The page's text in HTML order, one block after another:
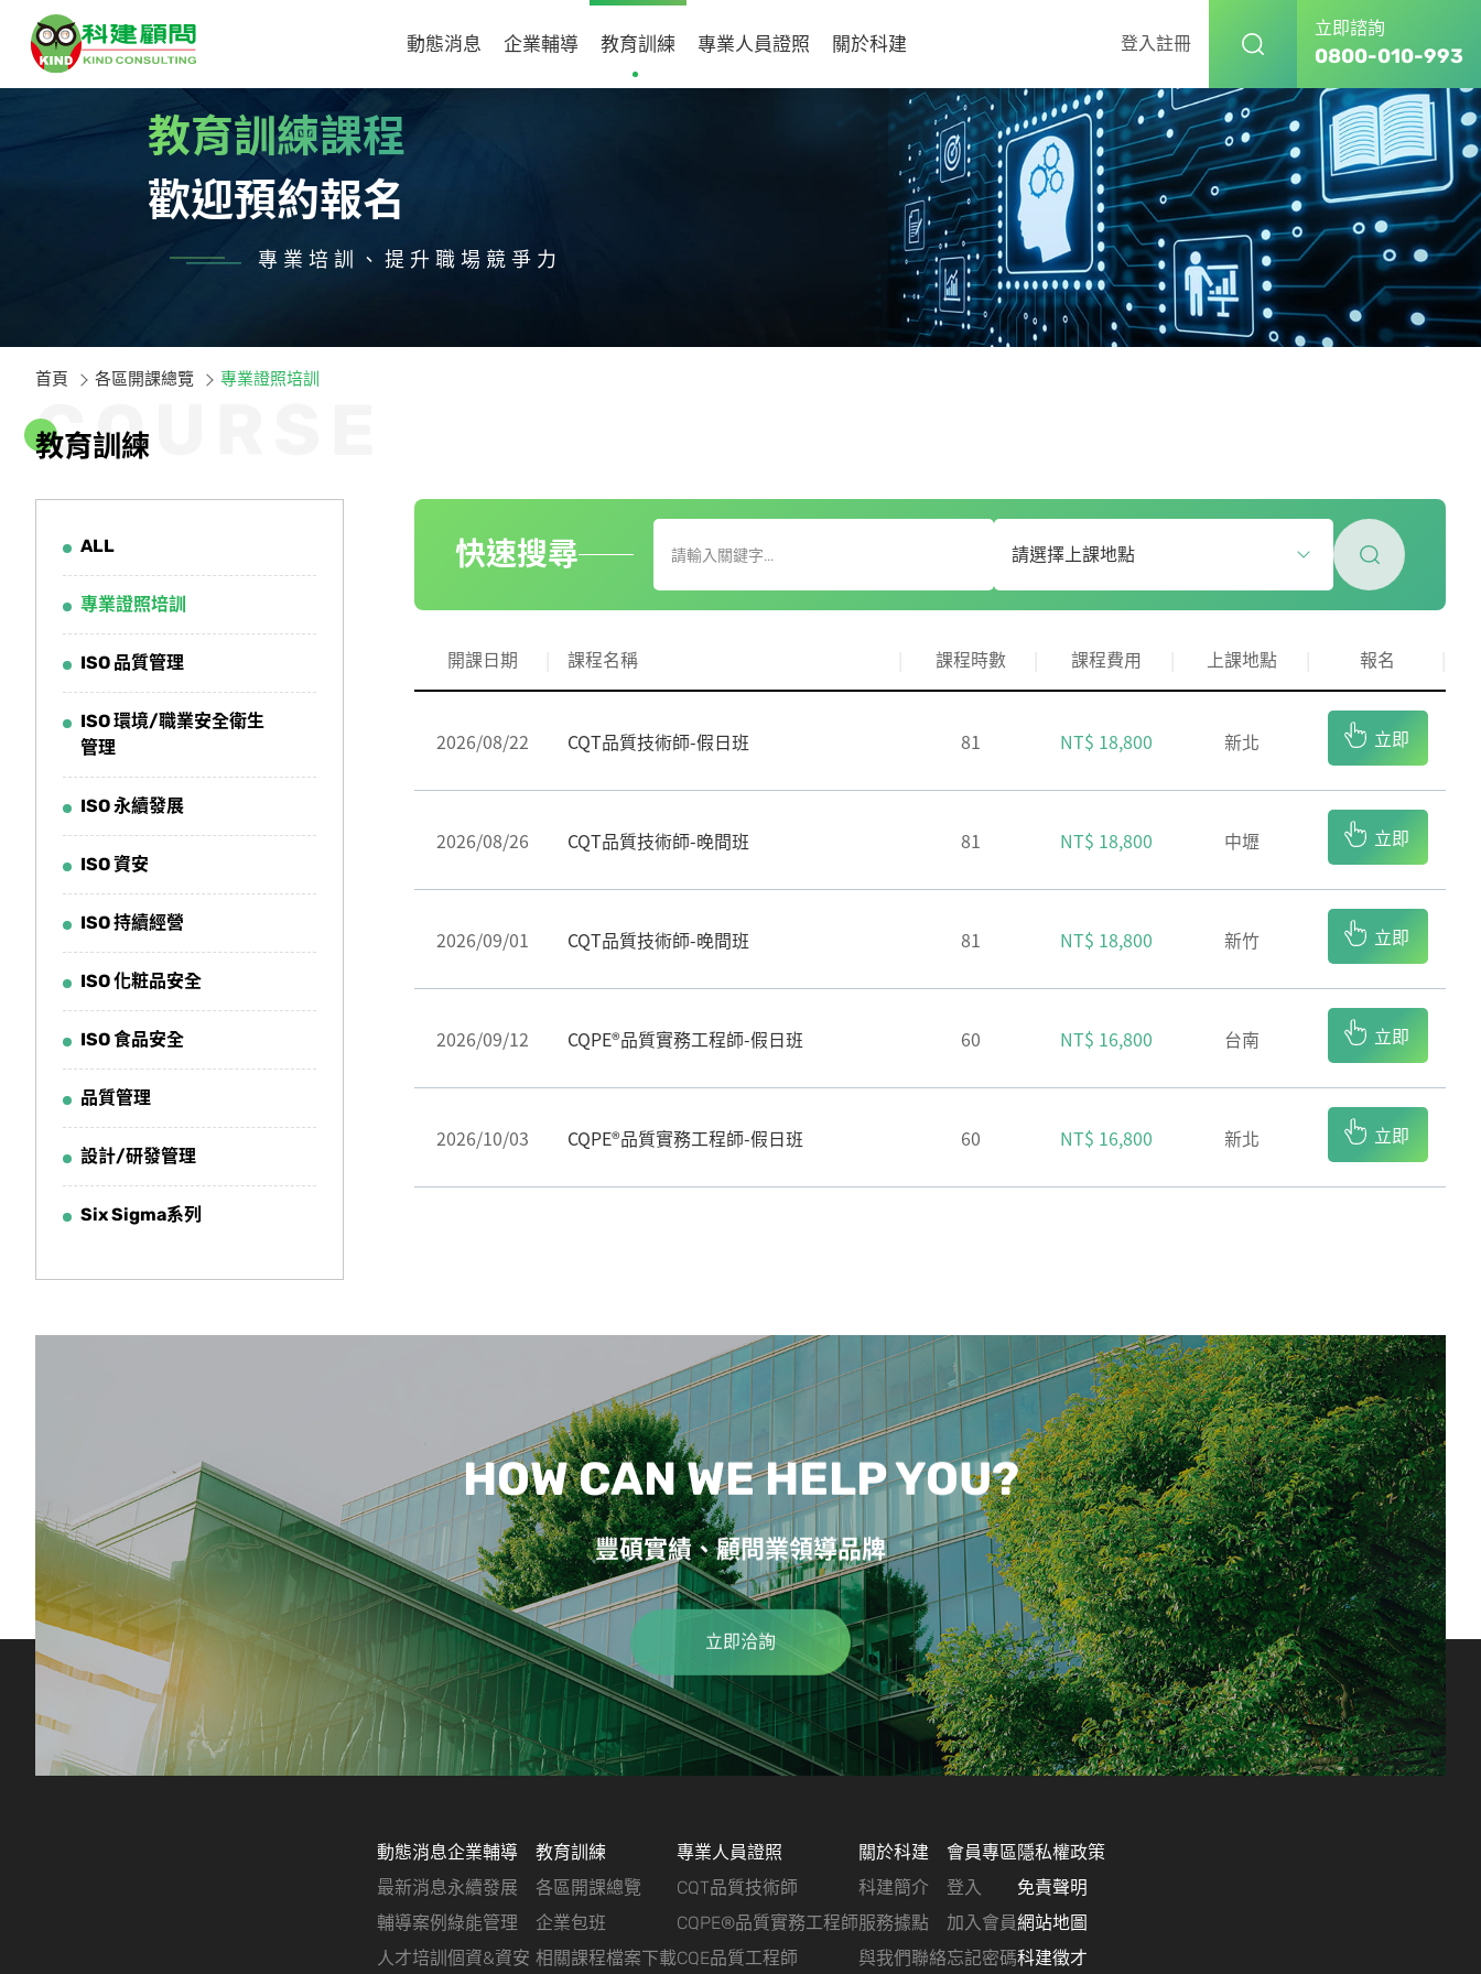
動態消息 企業輔導 教育訓練 專業人員證照 關於科建 登入註冊
立即諮詢
0800-010-993
教育訓練課程
歡迎預約報名
專業培訓、提升職場競爭力
首頁 各區開課總覽 專業證照培訓
教育訓練
CO
ALL
專業證照培訓
ISO 品質管理
ISO 環境/職業安全衛生
管理
ISO 永續發展
ISO 資安
ISO 持續經營
ISO 化粧品安全
ISO 食品安全
品質管理
設計/研發管理
Six Sigma系列
快速搜尋
開課日期 課程名稱 課程時數 課程費用 上課地點 報名
2026/08/22 CQT品質技術師-假日班 81 NT$ 18,800 新北 立即
報名
2026/08/26
CQT品質技術師-晚間班 81 NT$ 18,800 中壢 立即
報名
2026/09/01
CQT品質技術師-晚間班 81 NT$ 18,800 新竹 立即
報名
2026/09/12
CQPE®品質實務工程師-假日班 60 NT$ 16,800 台南 立即
報名
2026/10/03
CQPE®品質實務工程師-假日班 60 NT$ 16,800 新北 立即
報名
HOW CAN WE HELP YOU?
豐碩實績、顧問業領導品牌
立即洽詢
動態消息
最新消息
輔導案例
人才培訓
企業輔導
永續發展
綠能管理
個資&資安
教育訓練
各區開課總覽
企業包班
相關課程檔案下載
專業人員證照
CQT品質技術師
CQPE®品質實務工程師
CQE品質工程師
關於科建
科建簡介
服務據點
與我們聯絡
會員專區
登入
加入會員
忘記密碼
隱私權政策
免責聲明
網站地圖
科建徵才